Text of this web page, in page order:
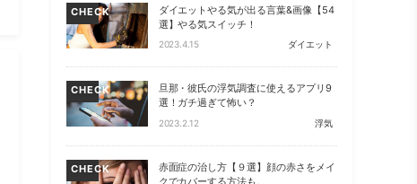
CHECK
ダイエットやる気が出る言葉&画像【54
選】やる気スイッチ！
2023.4.15 ダイエット
CHECK
旦那・彼氏の浮気調査に使えるアプリ9
選！ガチ過ぎて怖い？
2023.2.12 浮気
CHECK
赤面症の治し方【９選】顔の赤さをメイ
クでカバーする方法も。